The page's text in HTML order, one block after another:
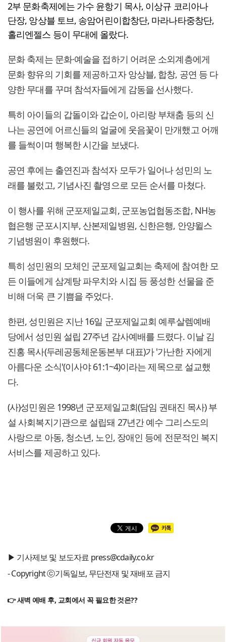
2부 문화축제에는 가수 윤항기 목사, 이상규 코리아나
단장, 앙상블 토브, 송암어린이합창단, 마라나타중창단,
홀리엔젤스 등이 무대에 올랐다.
문화 축제는 문화·예술을 접하기 어려운 소외계층에게
문화 향유의 기회를 제공하고자 앙상블, 합창, 공연 등 다
양한 무대를 꾸며 참석자들에게 감동을 선사했다.
특히 아이들의 갑돌이와 갑순이, 아리랑 부채춤 등의 신
나는 공연에 어르신들의 얼굴에 웃음꽃이 만개했고 어깨
를 들썩이며 행복한 시간을 보냈다.
공연 후에는 출연진과 참석자 모두가 일어나 성민의 노
래를 불렀고, 기념사진 촬영으로 모든 순서를 마쳤다.
이 행사를 위해 군포제일교회, 군포농업협동조합, NH농
협은행 군포시지부, 산본제일병원, 신한은행, 안양윌스
기념병원이 후원했다.
특히 성민원의 모체인 군포제일교회는 축제에 참여한 모
든 이들에게 삼계탕 파우치와 시집 등 풍성한 선물을 준
비해 더욱 큰 기쁨을 주었다.
한편, 성민원은 지난 16일 군포제일교회 예루살렘예배
당에서 성민원 설립 27주년 감사예배를 드렸다. 이날 김
진홍 목사(두레공동체운동본부 대표)가 '가난한 자에게
아름다운 소식'(이사야 61:1~4)이라는 제목으로 설교했
다.
(사)성민원은 1998년 군포제일교회(담임 권태진 목사) 부
설 사회복지기관으로 설립돼 27년간 예수 그리스도의
사랑으로 아동, 청소년, 노인, 장애인 등에 전문적인 복지
서비스를 제공하고 있다.
▶ 기사제보 및 보도자료 press@cdaily.co.kr
- Copyright ⓒ기독일보, 무단전재 및 재배포 금지
👉 새벽 예배 후, 교회에서 꼭 필요한 것은??